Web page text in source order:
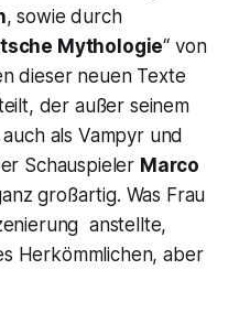
, sowie durch
Mythologie“ von
dieser neuen Texte
der außer seinem
als Vampyr und
Schauspieler Marco
großartig. Was Frau
anstellte,
Herkömmlichen, aber